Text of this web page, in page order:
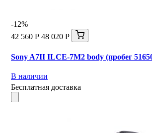
-12%
42 560 Р 48 020 Р
Sony A7II ILCE-7M2 body (пробег
В наличии
Бесплатная доставка